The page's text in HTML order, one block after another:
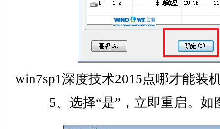
win7sp1深度技术2015点哪才能装
5、选择“是”，立即重启。如